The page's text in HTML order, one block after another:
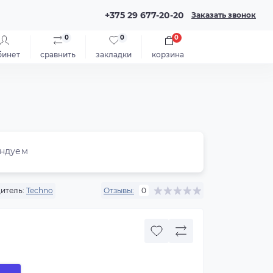
+375 29 677-20-20 Заказать звонок
сравнить
0
закладки
0
корзина
0
Techno Отзывы: 0